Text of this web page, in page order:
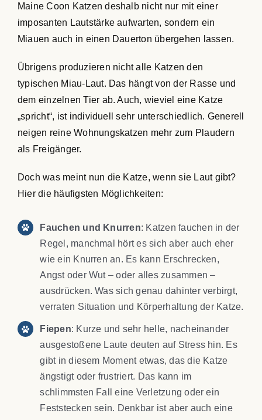
Maine Coon Katzen deshalb nicht nur mit einer
imposanten Lautstärke aufwarten, sondern ein
Miauen auch in einen Dauerton übergehen lassen.
Übrigens produzieren nicht alle Katzen den
typischen Miau-Laut. Das hängt von der Rasse und
dem einzelnen Tier ab. Auch, wieviel eine Katze
„spricht“, ist individuell sehr unterschiedlich. Generell
neigen reine Wohnungskatzen mehr zum Plaudern
als Freigänger.
Doch was meint nun die Katze, wenn sie Laut gibt?
Hier die häufigsten Möglichkeiten:
Fauchen und Knurren: Katzen fauchen in der
Regel, manchmal hört es sich aber auch eher
wie ein Knurren an. Es kann Erschrecken,
Angst oder Wut – oder alles zusammen –
ausdrücken. Was sich genau dahinter verbirgt,
verraten Situation und Körperhaltung der Katze.
Fiepen: Kurze und sehr helle, nacheinander
ausgestoßene Laute deuten auf Stress hin. Es
gibt in diesem Moment etwas, das die Katze
ängstigt oder frustriert. Das kann im
schlimmsten Fall eine Verletzung oder ein
Feststecken sein. Denkbar ist aber auch eine